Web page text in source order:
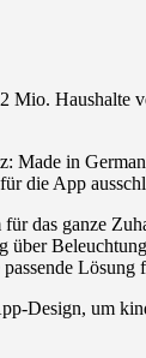
Mio. Haushalte
Made in
die App
das ganze
über
passende Lösung
Design, um